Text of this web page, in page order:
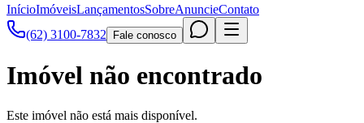
InícioImóveisLançamentosSobreAnuncieContato
(62) 3100-7832
Fale conosco
Imóvel não encontrado
Este imóvel não está mais disponível.